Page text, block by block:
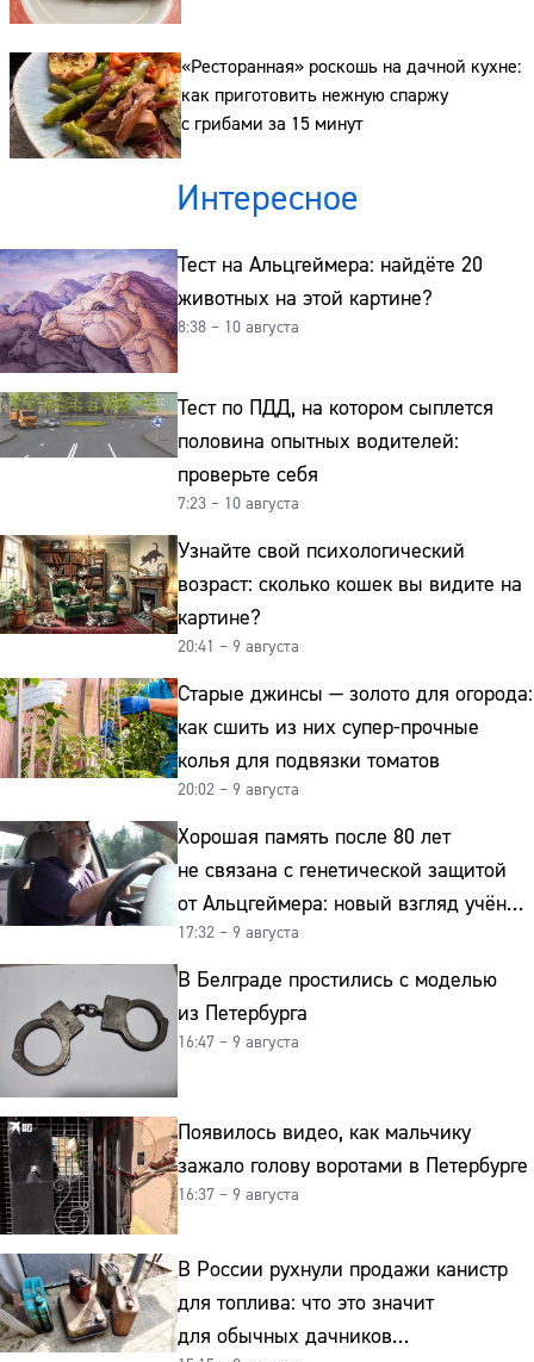
«Ресторанная» роскошь на дачной кухне:
как приготовить нежную спаржу
с грибами за 15 минут
Интересное
Тест на Альцгеймера: найдёте 20
животных на этой картине?
8:38 – 10 августа
Тест по ПДД, на котором сыплется
половина опытных водителей:
проверьте себя
7:23 – 10 августа
Узнайте свой психологический
возраст: сколько кошек вы видите на
картине?
20:41 – 9 августа
Старые джинсы — золото для огорода:
как сшить из них супер-прочные
колья для подвязки томатов
20:02 – 9 августа
Хорошая память после 80 лет
не связана с генетической защитой
от Альцгеймера: новый взгляд учёных
на старение мозга
17:32 – 9 августа
В Белграде простились с моделью
из Петербурга
16:47 – 9 августа
Появилось видео, как мальчику
зажало голову воротами в Петербурге
16:37 – 9 августа
В России рухнули продажи канистр
для топлива: что это значит
для обычных дачников